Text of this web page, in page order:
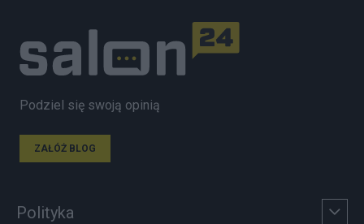
Podziel się swoją opinią
ZAŁÓŻ BLOG
Polityka